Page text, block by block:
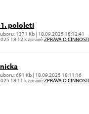
1. pololetí
1371 Kb | 18.09.2025 18:12:41
18:12 k zprávě ZPRÁVA O
691 Kb | 18.09.2025 18:11:16
18:11 k zprávě ZPRÁVA O